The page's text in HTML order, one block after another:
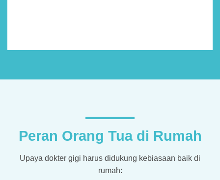
Peran Orang Tua di Rumah
Upaya dokter gigi harus didukung kebiasaan baik di
rumah: